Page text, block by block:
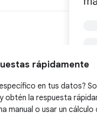
rápidamente
en tus datos?
obtén la respuesta
manual o usar un cálculo